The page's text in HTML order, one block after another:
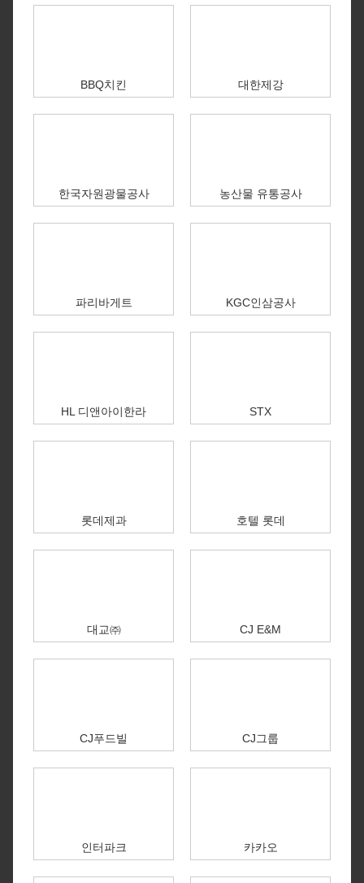
BBQ치킨 대한제강
한국자원광물공사 농산물 유통공사
파리바게트 KGC인삼공사
HL 디앤아이한라 STX
롯데제과 호텔 롯데
대교㈜ CJ E&M
CJ푸드빌 CJ그룹
인터파크 카카오